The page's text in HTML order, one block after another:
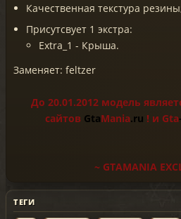
Качественная текстура
Присутсвует 1 экстра:
Extra_1 - Крыша.
Заменяет: feltzer
До 20.01.2012 модель
сайтов GtaMania.ru ! и Gta
~ GTAMANIA
ТЕГИ